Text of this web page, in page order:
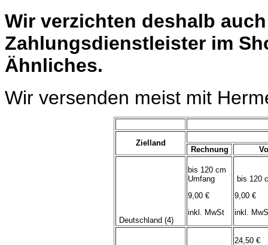
Wir verzichten deshalb
Zahlungsdienstleister im
Ähnliches.
Wir versenden meist mit
Zielland
Rechnung
Deutschland (4)
bis 120 cm
Umfang
9,00 €
inkl. MwSt
bis 120
9,00 €
inkl.
24,50 €